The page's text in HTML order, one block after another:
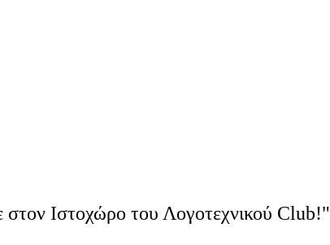
Ιστοχώρο του Λογοτεχνικού Club!"